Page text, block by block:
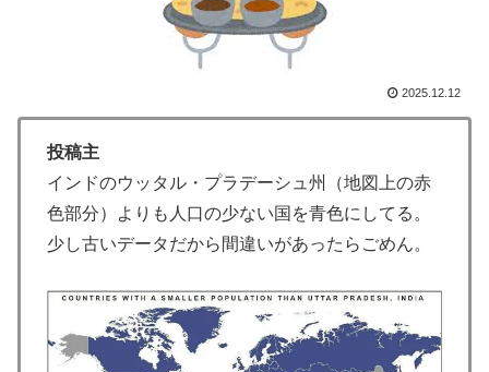
支持を表明「隠す気もないんだなｗ」
「これ以上続けるならケーキは無しだよ」娘のロウソク
を何度も吹き消した7歳、その日だけ皿が回ってこなか
▶
韓国人「我が国がクウェート戦で行った審判買収が本当
に深刻である理由がこちら…」→「これはダメなやつ…
（ﾌﾞﾙﾌﾞﾙ」＝韓国の反応
海外「消火栓もフェイクだから消防士が右往左往する中
国www」
▶ 外国人「日本の未来は安泰だ」16歳MF三井寺眞、衝撃
ゴール！久保建英超え歴代2位の記録！3得点に絡む活躍
で海外絶賛！【海外の反応】
2025.12.12
投稿主
インドのウッタル・プラデーシュ州（地図上の赤
色部分）よりも人口の少ない国を青色にしてる。
少し古いデータだから間違いがあったらごめん。